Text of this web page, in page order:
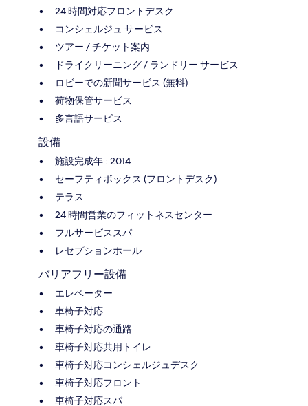
24 時間対応フロントデスク
コンシェルジュ サービス
ツアー / チケット案内
ドライクリーニング / ランドリー サービス
ロビーでの新聞サービス (無料)
荷物保管サービス
多言語サービス
設備
施設完成年 : 2014
セーフティボックス (フロントデスク)
テラス
24 時間営業のフィットネスセンター
フルサービススパ
レセプションホール
バリアフリー設備
エレベーター
車椅子対応
車椅子対応の通路
車椅子対応共用トイレ
車椅子対応コンシェルジュデスク
車椅子対応フロント
車椅子対応スパ